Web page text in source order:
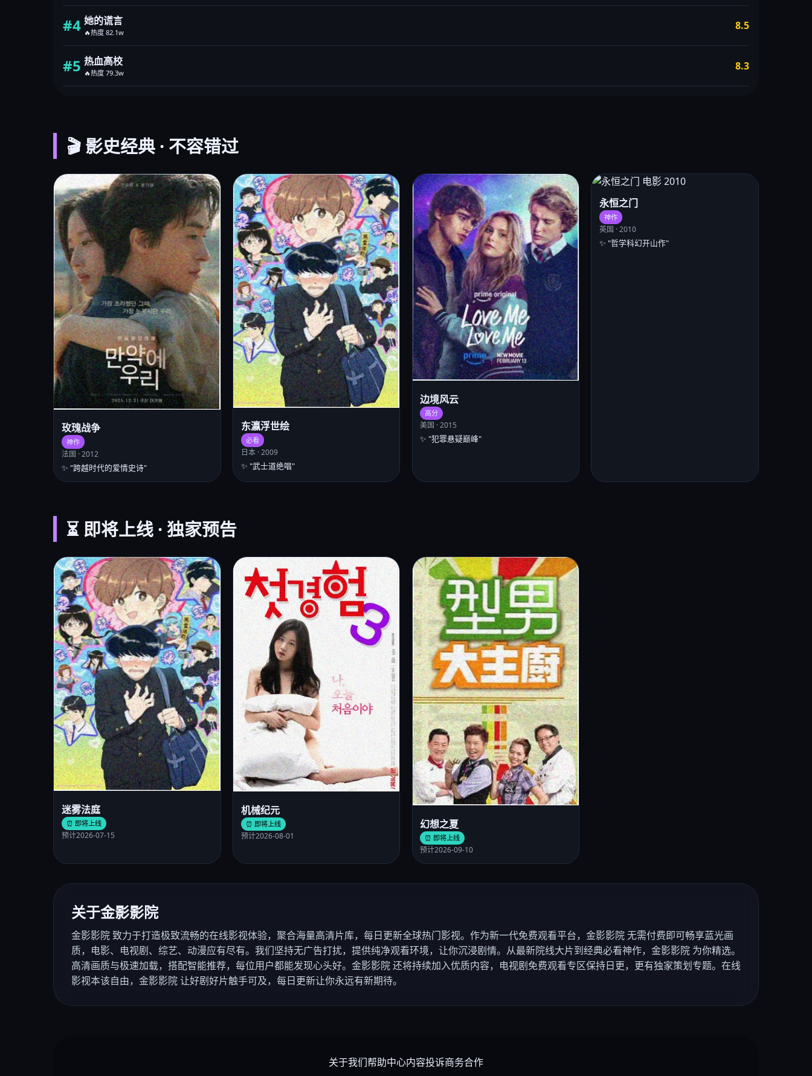
#4 她的谎言
🔥热度 82.1w
8.5
#5 热血高校
🔥热度 79.3w
8.3
🎬 影史经典 · 不容错过
玫瑰战争
神作
法国 · 2012
✨ "跨越时代的爱情史诗"
东瀛浮世绘
必看
日本 · 2009
✨ "武士道绝唱"
边境风云
高分
美国 · 2015
✨ "犯罪悬疑巅峰"
永恒之门
神作
英国 · 2010
✨ "哲学科幻开山作"
⏳ 即将上线 · 独家预告
迷雾法庭
⏰ 即将上线
预计2026-07-15
机械纪元
⏰ 即将上线
预计2026-08-01
幻想之夏
⏰ 即将上线
预计2026-09-10
关于金影影院
金影影院 致力于打造极致流畅的在线影视体验，聚合海量高清片库，每日更新全球热门影视。作为新一代免费观看平台，金影影院 无需付费即可畅享蓝光画
质，电影、电视剧、综艺、动漫应有尽有。我们坚持无广告打扰，提供纯净观看环境，让你沉浸剧情。从最新院线大片到经典必看神作，金影影院 为你精选。
高清画质与极速加载，搭配智能推荐，每位用户都能发现心头好。金影影院 还将持续加入优质内容，电视剧免费观看专区保持日更，更有独家策划专题。在线
影视本该自由，金影影院 让好剧好片触手可及，每日更新让你永远有新期待。
关于我们帮助中心内容投诉商务合作